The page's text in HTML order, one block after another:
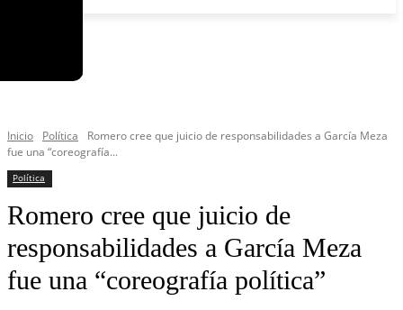
Inicio Política
Romero cree que juicio de responsabilidades a García Meza
fue una “coreografía...
Política
Romero cree que juicio de
responsabilidades a García Meza
fue una “coreografía política”